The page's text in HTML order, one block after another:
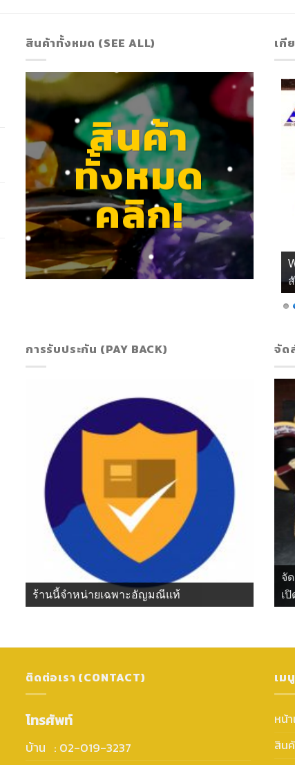
สินค้าทั้งหมด (SEE ALL)
สินค้า
ทั้งหมด
คลิก!
เกี
การรับประกัน (PAY BACK)
ร้านนี้จำหน่ายเฉพาะอัญมณีแท้
จัด
จั
เปิ
ติดต่อเรา (CONTACT)
โทรศัพท์
บ้าน : 02-019-3237
เม
หน้
สิน